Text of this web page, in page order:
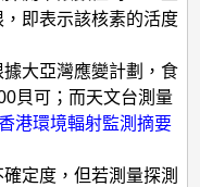
即表示該核素的活度
大亞灣應變計劃，食
貝可；而天文台測量
港環境輻射監測摘要
定度，但若測量探測